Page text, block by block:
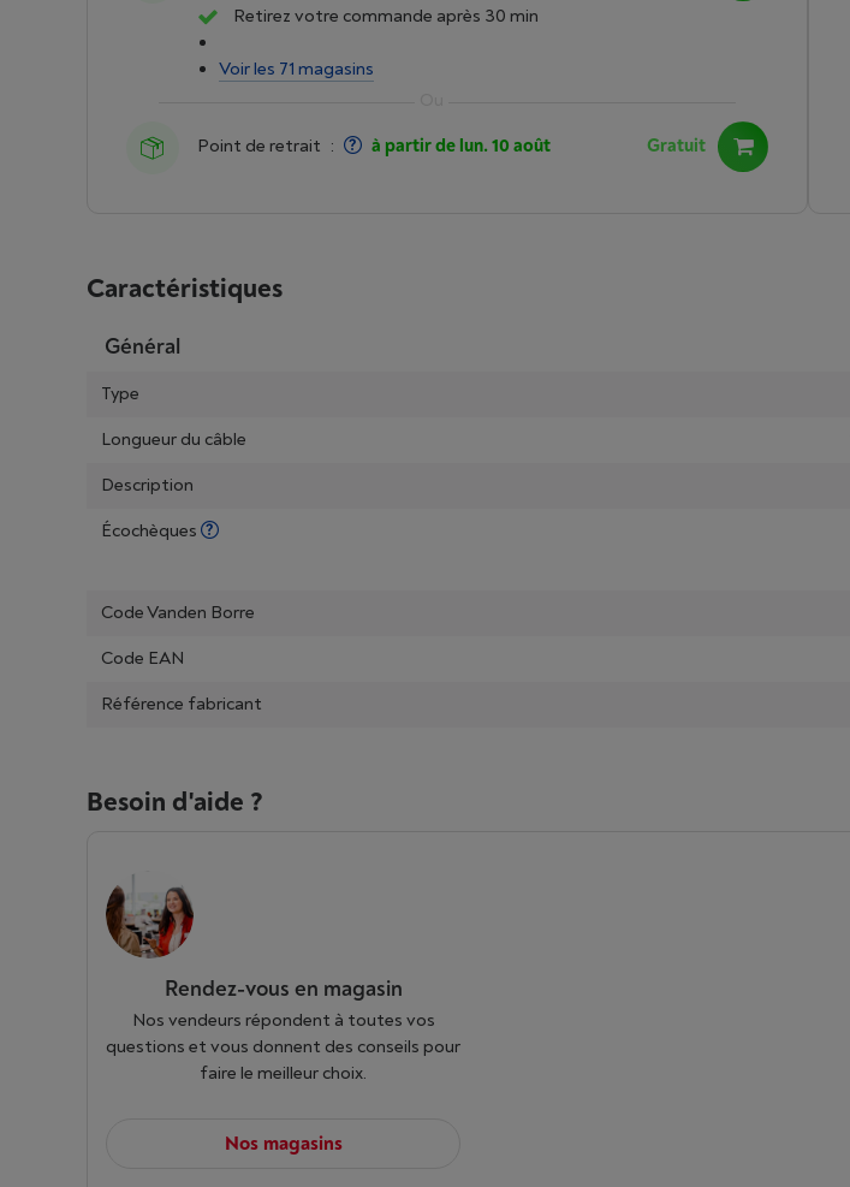
Retirez votre commande après 30 min
Voir les 71 magasins
Point de retrait : à partir de lun. 10 août Gratuit
Caractéristiques
Général
Type
Longueur du câble
Description
Écochèques
Code Vanden Borre
Code EAN
Référence fabricant
Besoin d'aide ?
Rendez-vous en magasin
Nos vendeurs répondent à toutes vos
questions et vous donnent des conseils pour
faire le meilleur choix.
Nos magasins